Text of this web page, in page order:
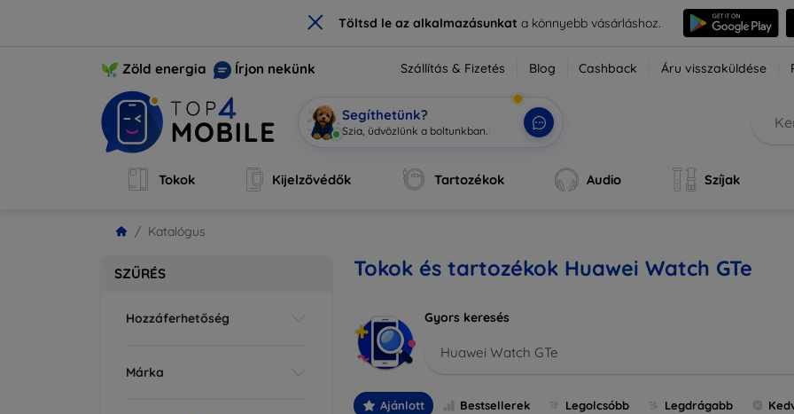
× Töltsd le az alkalmazásunkata könnyebb vásárláshoz.
Zöld energia Írjon nekünk Szállítás & Fizetés Blog Cashback Áru visszaküldése
Segíthetünk?
Szia, ü|
Tokok Kijelzővédők Tartozékok Audio Szíjak
Katalógus
SZŰRÉS
Hozzáferhetőség
Márka
Tokok és tartozékok Huawei Watch GTe
Gyors keresés
Huawei Watch GTe
Ajánlott Bestsellerek Legolcsóbb Legdrágabb